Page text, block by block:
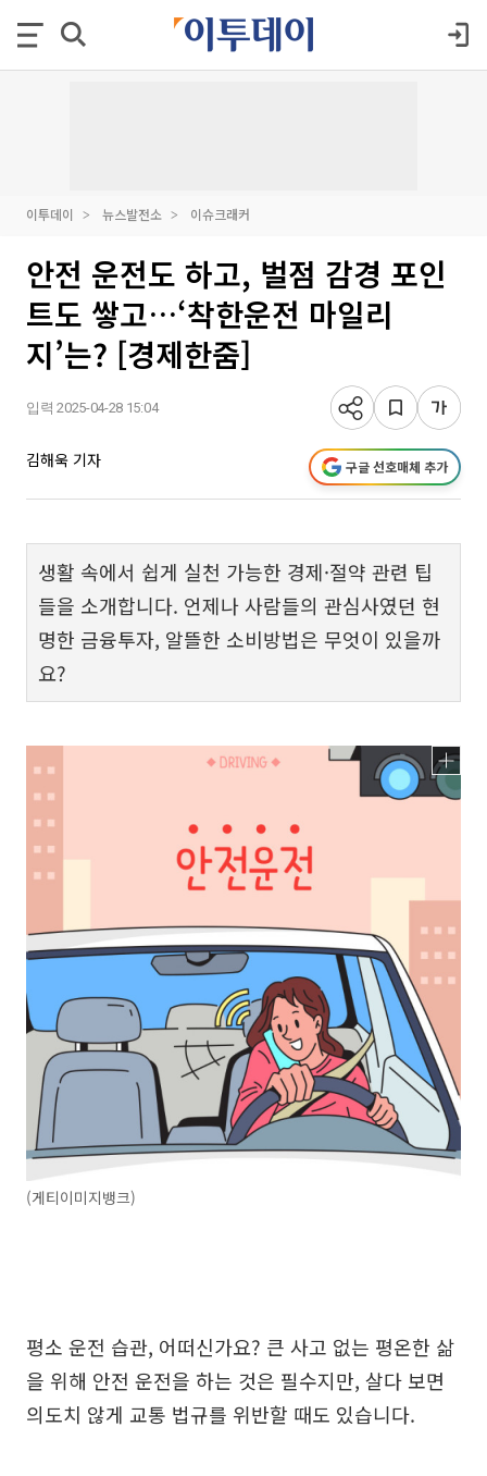
이투데이 뉴스발전소 이슈크래커
안전 운전도 하고, 벌점 감경 포인
트도 쌓고…‘착한운전 마일리
지’는? [경제한줌]
입력 2025-04-28 15:04
김해욱 기자 구글 선호매체 추가
생활 속에서 쉽게 실천 가능한 경제·절약 관련 팁
들을 소개합니다. 언제나 사람들의 관심사였던 현
명한 금융투자, 알뜰한 소비방법은 무엇이 있을까
요?
(게티이미지뱅크)
평소 운전 습관, 어떠신가요? 큰 사고 없는 평온한 삶
을 위해 안전 운전을 하는 것은 필수지만, 살다 보면
의도치 않게 교통 법규를 위반할 때도 있습니다.